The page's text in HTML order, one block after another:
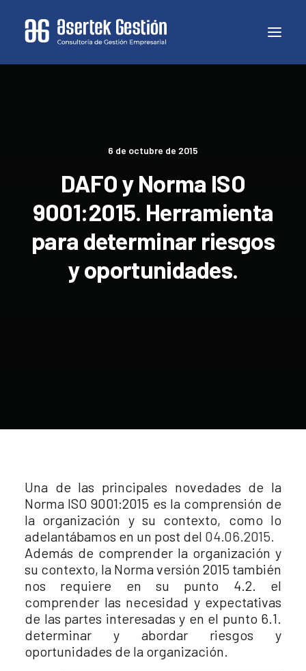
6 de octubre de 2015
DAFO y Norma ISO
9001:2015. Herramienta
para determinar riesgos
y oportunidades.
Una de las principales novedades de la
Norma ISO 9001:2015 es la comprensión de
la organización y su contexto, como lo
adelantábamos en un post del 04.06.2015.
Además de comprender la organización y
su contexto, la Norma versión 2015 también
nos requiere en su punto 4.2. el
comprender las necesidad y expectativas
de las partes interesadas y en el punto 6.1.
determinar y abordar riesgos y
oportunidades de la organización.